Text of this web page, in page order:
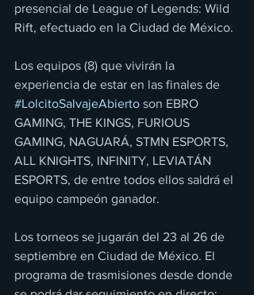
presencial de League of Legends: Wild
Rift, efectuado en la Ciudad de México.
Los equipos (8) que vivirán la
experiencia de estar en las finales de
#LolcitoSalvajeAbierto son EBRO
GAMING, THE KINGS, FURIOUS
GAMING, NAGUARÁ, STMN ESPORTS,
ALL KNIGHTS, INFINITY, LEVIATÁN
ESPORTS, de entre todos ellos saldrá el
equipo campeón ganador.
Los torneos se jugarán del 23 al 26 de
septiembre en Ciudad de México. El
programa de trasmisiones desde donde